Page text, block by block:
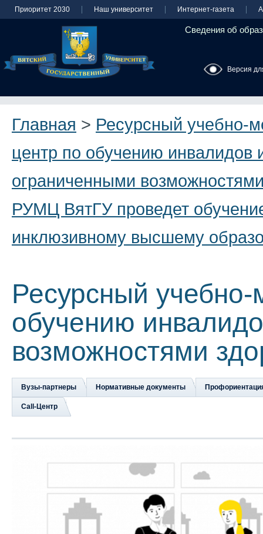
Приоритет 2030 Наш университет Интернет-газета
Сведения об
Версия
Главная > Ресурсный учебно-
центр по обучению инвалидов
ограниченными
РУМЦ ВятГУ проведет
инклюзивному высшему
Ресурсный учебно-
обучению
возможностями
Вузы-партнеры Нормативные документы
Сall-Центр